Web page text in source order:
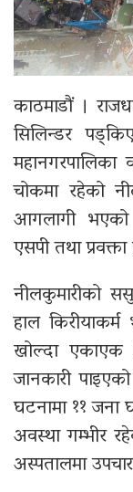
काठमाडौं ।
सिलिन्डर
चोकमा रहेको
आगलागी भएको
एसपी तथा
नीलकुमारीको
हाल
खोल्दा
जानकारी
घटनामा ११
अवस्था गम्भीर
अस्पतालमा